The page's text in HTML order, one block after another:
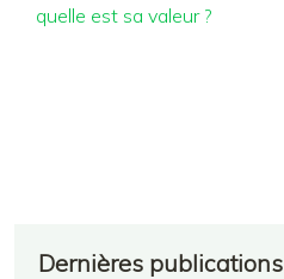
quelle est sa valeur ?
Dernières publications